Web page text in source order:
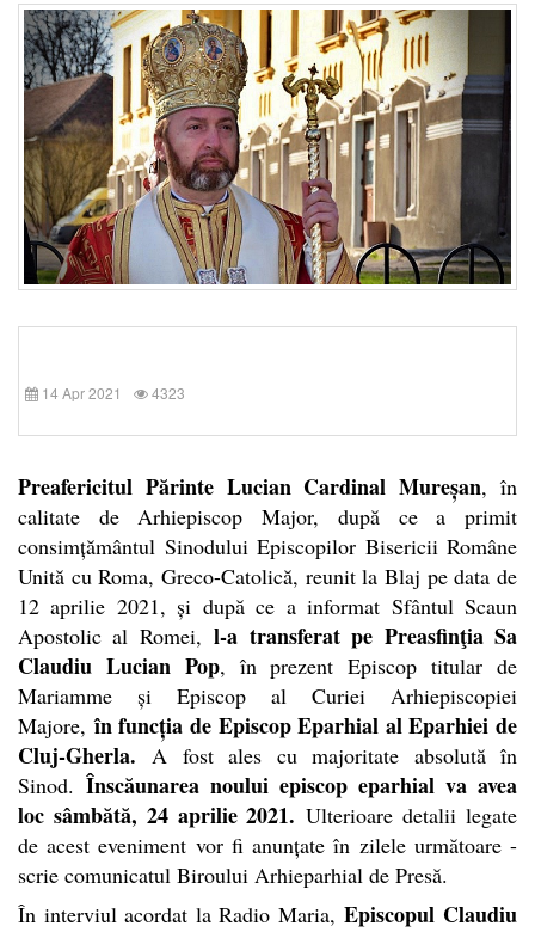
14 Apr 2021 4323
Preafericitul Părinte Lucian Cardinal Mureșan, în
calitate de Arhiepiscop Major, după ce a primit
consimțământul Sinodului Episcopilor Bisericii Române
Unită cu Roma, Greco-Catolică, reunit la Blaj pe data de
12 aprilie 2021, și după ce a informat Sfântul Scaun
Apostolic al Romei,l-a transferat pe Preasfinţia Sa
Claudiu Lucian Pop, în prezent Episcop titular de
Mariamme și Episcop al Curiei Arhiepiscopiei
Majore,în funcția de Episcop Eparhial al Eparhiei de
Cluj-Gherla.A fost ales cu majoritate absolută în
Sinod. Înscăunarea noului episcop eparhial va avea
loc sâmbătă, 24 aprilie 2021. Ulterioare detalii legate
de acest eveniment vor fi anunțate în zilele următoare -
scrie comunicatul Biroului Arhieparhial de Presă.
În interviul acordat la Radio Maria,Episcopul Claudiu